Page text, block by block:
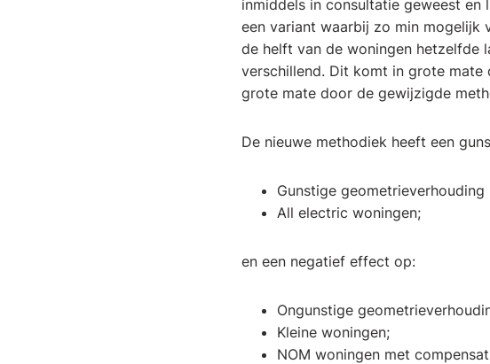
inmiddels in consultatie geweest
een variant waarbij zo min mogelijk
de helft van de woningen hetzelfde
verschillend. Dit komt in grote mate
grote mate door de gewijzigde
De nieuwe methodiek heeft een
Gunstige
All electric woningen;
en een negatief effect op:
Ongunstige
Kleine woningen;
NOM woningen met